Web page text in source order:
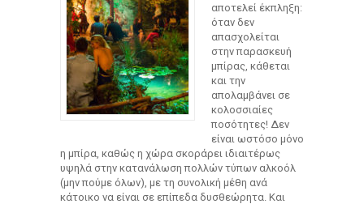
αποτελεί έκπληξη:
όταν δεν
απασχολείται
στην παρασκευή
μπίρας, κάθεται
και την
απολαμβάνει σε
κολοσσιαίες
ποσότητες! Δεν
είναι ωστόσο μόνο
η μπίρα, καθώς η χώρα σκοράρει ιδιαιτέρως
υψηλά στην κατανάλωση πολλών τύπων αλκοόλ
(μην πούμε όλων), με τη συνολική μέθη ανά
κάτοικο να είναι σε επίπεδα δυσθεώρητα. Και